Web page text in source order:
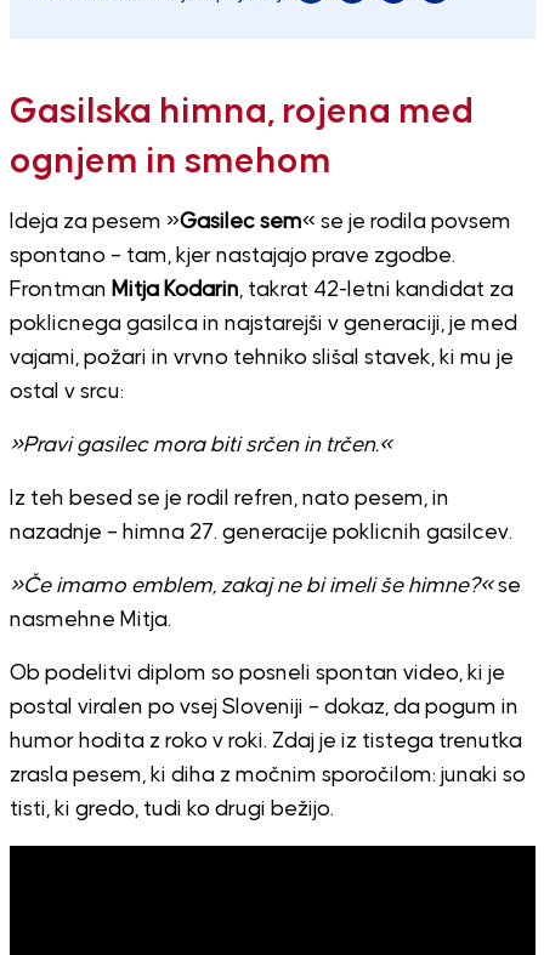
Gasilska himna, rojena med
ognjem in smehom
Ideja za pesem »Gasilec sem« se je rodila povsem
spontano – tam, kjer nastajajo prave zgodbe.
Frontman Mitja Kodarin, takrat 42-letni kandidat za
poklicnega gasilca in najstarejši v generaciji, je med
vajami, požari in vrvno tehniko slišal stavek, ki mu je
ostal v srcu:
»Pravi gasilec mora biti srčen in trčen.«
Iz teh besed se je rodil refren, nato pesem, in
nazadnje – himna 27. generacije poklicnih gasilcev.
»Če imamo emblem, zakaj ne bi imeli še himne?«se
nasmehne Mitja.
Ob podelitvi diplom so posneli spontan video, ki je
postal viralen po vsej Sloveniji – dokaz, da pogum in
humor hodita z roko v roki. Zdaj je iz tistega trenutka
zrasla pesem, ki diha z močnim sporočilom: junaki so
tisti, ki gredo, tudi ko drugi bežijo.